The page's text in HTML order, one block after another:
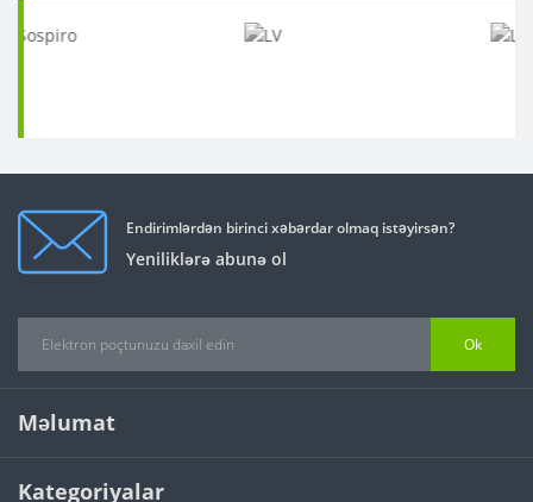
Endirimlərdən birinci xəbərdar olmaq istəyirsən?
Yeniliklərə abunə ol
Ok
Məlumat
Kategoriyalar